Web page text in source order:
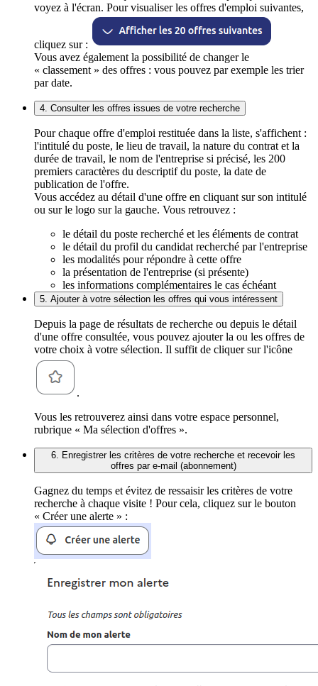
voyez à l'écran. Pour visualiser les offres d'emploi suivantes,
cliquez sur :
Vous avez également la possibilité de changer le
« classement » des offres : vous pouvez par exemple les trier
par date.
4. Consulter les offres issues de votre recherche
Pour chaque offre d'emploi restituée dans la liste, s'affichent :
l'intitulé du poste, le lieu de travail, la nature du contrat et la
durée de travail, le nom de l'entreprise si précisé, les 200
premiers caractères du descriptif du poste, la date de
publication de l'offre.
Vous accédez au détail d'une offre en cliquant sur son intitulé
ou sur le logo sur la gauche. Vous retrouvez :
le détail du poste recherché et les éléments de contrat
le détail du profil du candidat recherché par l'entreprise
les modalités pour répondre à cette offre
la présentation de l'entreprise (si présente)
les informations complémentaires le cas échéant
5. Ajouter à votre sélection les offres qui vous intéressent
Depuis la page de résultats de recherche ou depuis le détail
d'une offre consultée, vous pouvez ajouter la ou les offres de
votre choix à votre sélection. Il suffit de cliquer sur l'icône
.
Vous les retrouverez ainsi dans votre espace personnel,
rubrique « Ma sélection d'offres ».
6. Enregistrer les critères de votre recherche et recevoir les
offres par e-mail (abonnement)
Gagnez du temps et évitez de ressaisir les critères de votre
recherche à chaque visite ! Pour cela, cliquez sur le bouton
« Créer une alerte » :